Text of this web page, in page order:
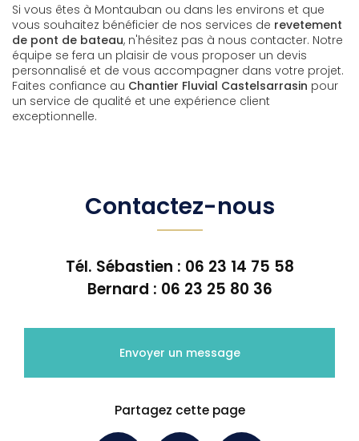
Si vous êtes à Montauban ou dans les environs et que
vous souhaitez bénéficier de nos services de revetement
de pont de bateau, n'hésitez pas à nous contacter. Notre
équipe se fera un plaisir de vous proposer un devis
personnalisé et de vous accompagner dans votre projet.
Faites confiance au Chantier Fluvial Castelsarrasin pour
un service de qualité et une expérience client
exceptionnelle.
Contactez-nous
Tél. Sébastien : 06 23 14 75 58
Bernard : 06 23 25 80 36
Envoyer un message
Partagez cette page